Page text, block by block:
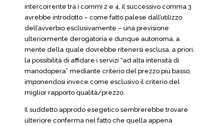
intercorrente tra i commi 2 e 4, il successivo comma 3
avrebbe introdotto – come fatto palese dall’utilizzo
dell’avverbio esclusivamente – una previsione
ulteriormente derogatoria e dunque autonoma, a
mente della quale dovrebbe ritenersi esclusa, a priori,
la possibilità di affidare i servizi “ad alta intensità di
manodopera” mediante criterio del prezzo più basso,
imponendosi invece come esclusivo il criterio del
miglior rapporto qualità/prezzo.
Il suddetto approdo esegetico sembrerebbe trovare
ulteriore conferma nel fatto che quella appena